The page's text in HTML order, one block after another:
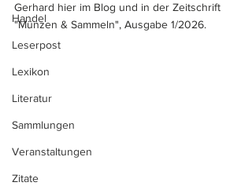
Handel
Leserpost
Lexikon
Literatur
Sammlungen
Veranstaltungen
Zitate
Gerhard hier im Blog und in der Zeitschrift
"Münzen & Sammeln", Ausgabe 1/2026.